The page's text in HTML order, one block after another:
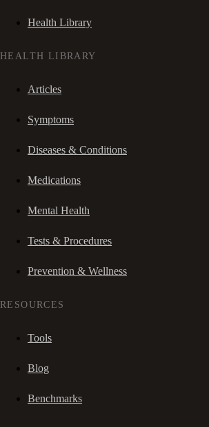
Health Library
HEALTH LIBRARY
Articles
Symptoms
Diseases & Conditions
Medications
Mental Health
Tests & Procedures
Prevention & Wellness
RESOURCES
Tools
Blog
Benchmarks